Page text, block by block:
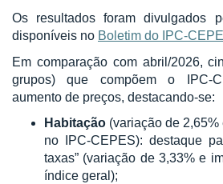
Os resultados foram divulgados
disponíveis no Boletim do IPC-
Em comparação com abril/2026,
grupos) que compõem o IPC-
aumento de preços, destacando-se:
Habitação (variação de
no IPC-CEPES): destaque
taxas” (variação de 3,33% e
índice geral);